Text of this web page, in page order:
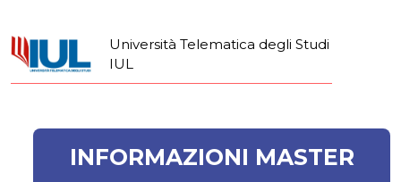
Università Telematica degli Studi
IUL
INFORMAZIONI MASTER